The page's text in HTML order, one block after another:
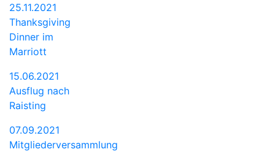
25.11.2021
Thanksgiving
Dinner im
Marriott
15.06.2021
Ausflug nach
Raisting
07.09.2021
Mitgliederversammlung